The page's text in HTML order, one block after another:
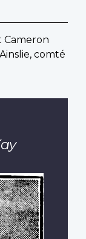
Cameron
comté